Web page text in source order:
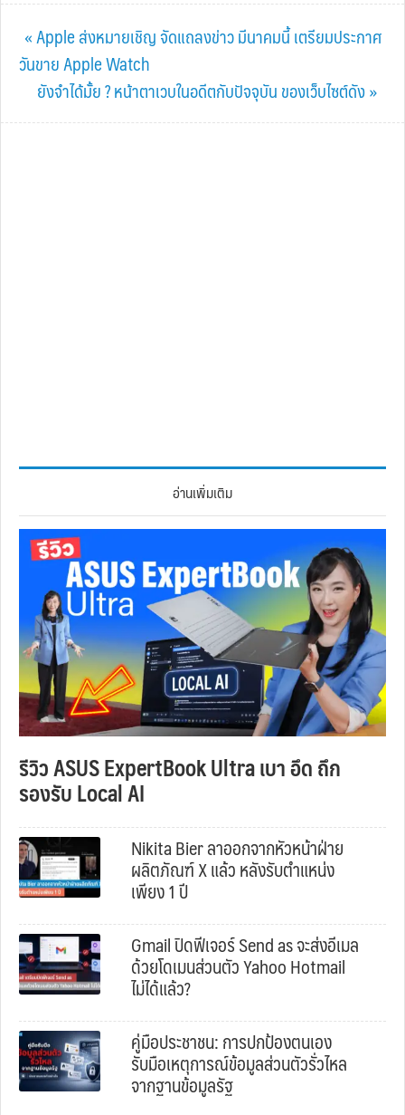
Previous
Post:
« Apple ส่งหมายเชิญ จัดแถลงข่าว มีนาคมนี้ เตรียมประกาศ
วันขาย Apple Watch
Next
Post:
ยังจำได้มั้ย ? หน้าตาเวบในอดีตกับปัจจุบัน ของเว็บไซต์ดัง »
อ่านเพิ่มเติม
รีวิว ASUS ExpertBook Ultra เบา อึด ถึก
รองรับ Local AI
Nikita Bier ลาออกจากหัวหน้าฝ่าย
ผลิตภัณฑ์ X แล้ว หลังรับตำแหน่ง
เพียง 1 ปี
Gmail ปิดฟีเจอร์ Send as จะส่งอีเมล
ด้วยโดเมนส่วนตัว Yahoo Hotmail
ไม่ได้แล้ว?
คู่มือประชาชน: การปกป้องตนเอง
รับมือเหตุการณ์ข้อมูลส่วนตัวรั่วไหล
จากฐานข้อมูลรัฐ